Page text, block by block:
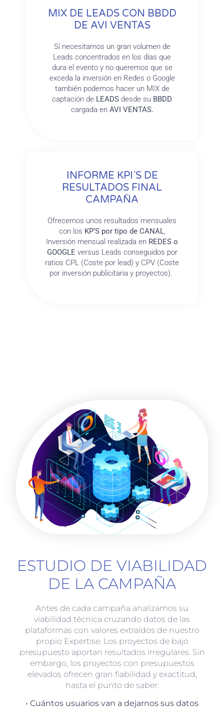
MIX DE LEADS CON BBDD
DE AVI VENTAS
Sí necesitamos un gran volumen de
Leads concentrados en los días que
dura el evento y no queremos que se
exceda la inversión en Redes o Google
también podemos hacer un MIX de
captación de LEADS desde su BBDD
cargada en AVI VENTAS.
INFORME KPI`S DE
RESULTADOS FINAL
CAMPAÑA
Ofrecemos unos resultados mensuales
con los KP’S por tipo de CANAL,
Inversión mensual realizada en REDES o
GOOGLE versus Leads conseguidos por
ratios CPL (Coste por lead) y CPV (Coste
por inversión publicitaria y proyectos).
ESTUDIO DE VIABILIDAD
DE LA CAMPAÑA
Antes de cada campaña analizamos su
viabilidad técnica cruzando datos de las
plataformas con valores extraídos de nuestro
propio Expertise. Los proyectos de bajo
presupuesto aportan resultados irregulares. Sin
embargo, los proyectos con presupuestos
elevados ofrecen gran fiabilidad y exactitud,
hasta el punto de saber:
• Cuántos usuarios van a dejarnos sus datos